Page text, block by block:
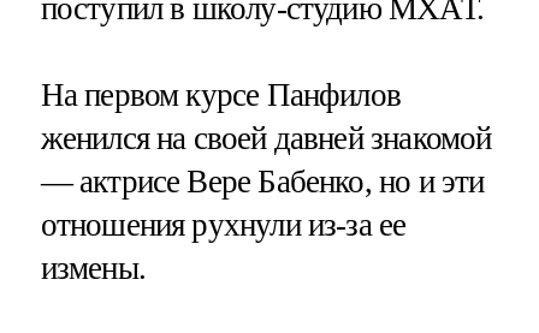
поступил в школу-студию МХАТ.
На первом курсе Панфилов
женился на своей давней знакомой
— актрисе Вере Бабенко, но и эти
отношения рухнули из-за ее
измены.